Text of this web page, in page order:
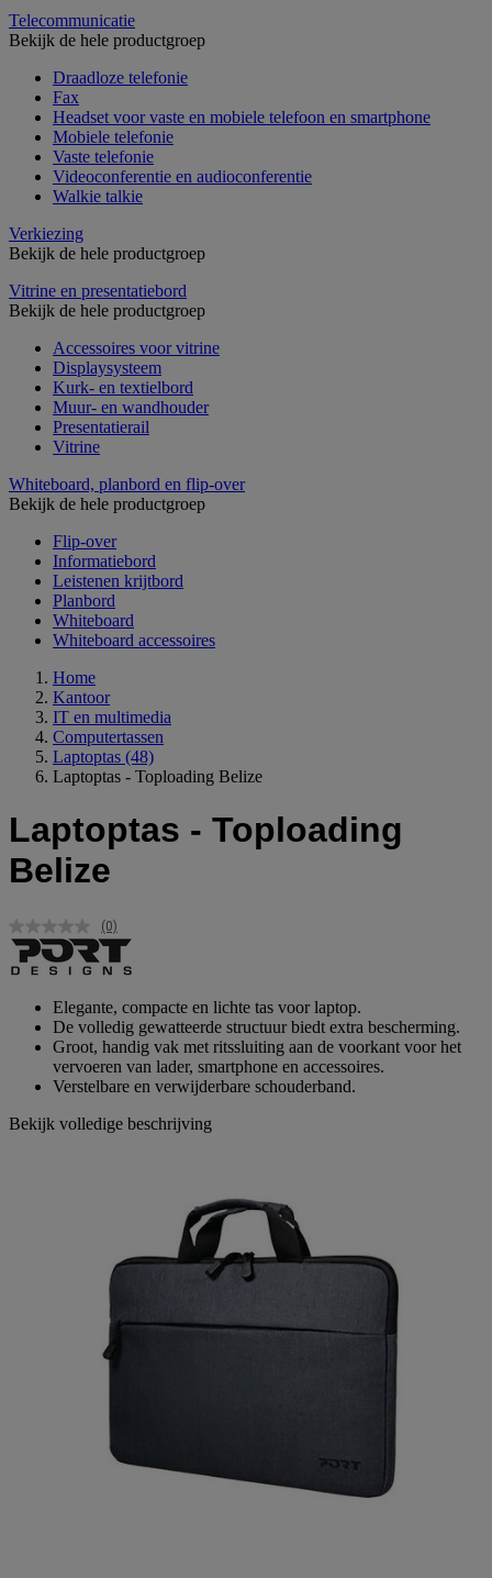
Telecommunicatie
Bekijk de hele productgroep
Draadloze telefonie
Fax
Headset voor vaste en mobiele telefoon en smartphone
Mobiele telefonie
Vaste telefonie
Videoconferentie en audioconferentie
Walkie talkie
Verkiezing
Bekijk de hele productgroep
Vitrine en presentatiebord
Bekijk de hele productgroep
Accessoires voor vitrine
Displaysysteem
Kurk- en textielbord
Muur- en wandhouder
Presentatierail
Vitrine
Whiteboard, planbord en flip-over
Bekijk de hele productgroep
Flip-over
Informatiebord
Leistenen krijtbord
Planbord
Whiteboard
Whiteboard accessoires
Home
Kantoor
IT en multimedia
Computertassen
Laptoptas (48)
Laptoptas - Toploading Belize
Laptoptas - Toploading
Belize
Geen
scorewaarde.
Dezelfde
(0)
Elegante, compacte en lichte tas voor laptop.
De volledig gewatteerde structuur biedt extra bescherming.
Groot, handig vak met ritssluiting aan de voorkant voor het
vervoeren van lader, smartphone en accessoires.
Verstelbare en verwijderbare schouderband.
Bekijk volledige beschrijving